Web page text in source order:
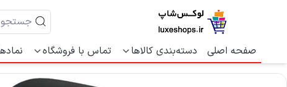
صفحه اصلی دسته‌بندی کالاها تماس با فروشگاه